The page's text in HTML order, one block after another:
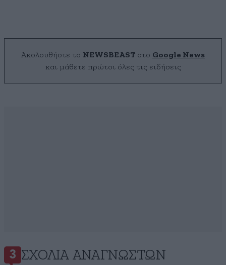
Ακολουθήστε το NEWSBEAST στο Google News
και μάθετε πρώτοι όλες τις ειδήσεις
3 ΣΧΌΛΙΑ ΑΝΑΓΝΩΣΤΏΝ